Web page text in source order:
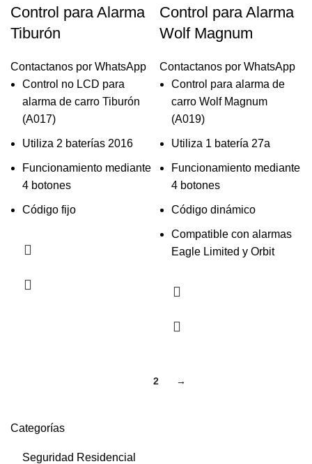
Categorías
Seguridad Residencial
Control para Alarma
Tiburón
Contactanos por WhatsApp
Control no LCD para
alarma de carro Tiburón
(A017)
Utiliza 2 baterías 2016
Funcionamiento mediante
4 botones
Código fijo
Control para Alarma
Wolf Magnum
Contactanos por WhatsApp
Control para alarma de
carro Wolf Magnum
(A019)
Utiliza 1 batería 27a
Funcionamiento mediante
4 botones
Código dinámico
Compatible con alarmas
Eagle Limited y Orbit
2 →